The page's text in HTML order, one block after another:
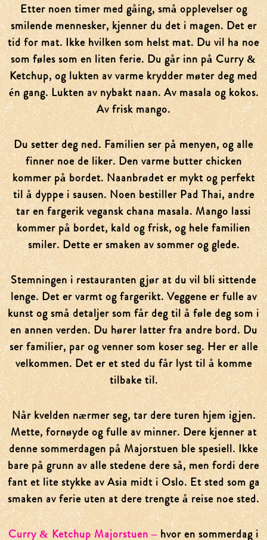
Etter noen timer med gåing, små opplevelser og
smilende mennesker, kjenner du det i magen. Det er
tid for mat. Ikke hvilken som helst mat. Du vil ha noe
som føles som en liten ferie. Du går inn på Curry &
Ketchup, og lukten av varme krydder møter deg med
én gang. Lukten av nybakt naan. Av masala og kokos.
Av frisk mango.
Du setter deg ned. Familien ser på menyen, og alle
finner noe de liker. Den varme butter chicken
kommer på bordet. Naanbrødet er mykt og perfekt
til å dyppe i sausen. Noen bestiller Pad Thai, andre
tar en fargerik vegansk chana masala. Mango lassi
kommer på bordet, kald og frisk, og hele familien
smiler. Dette er smaken av sommer og glede.
Stemningen i restauranten gjør at du vil bli sittende
lenge. Det er varmt og fargerikt. Veggene er fulle av
kunst og små detaljer som får deg til å føle deg som i
en annen verden. Du hører latter fra andre bord. Du
ser familier, par og venner som koser seg. Her er alle
velkommen. Det er et sted du får lyst til å komme
tilbake til.
Når kvelden nærmer seg, tar dere turen hjem igjen.
Mette, fornøyde og fulle av minner. Dere kjenner at
denne sommerdagen på Majorstuen ble spesiell. Ikke
bare på grunn av alle stedene dere så, men fordi dere
fant et lite stykke av Asia midt i Oslo. Et sted som ga
smaken av ferie uten at dere trengte å reise noe sted.
Curry & Ketchup Majorstuen –hvor en sommerdag i